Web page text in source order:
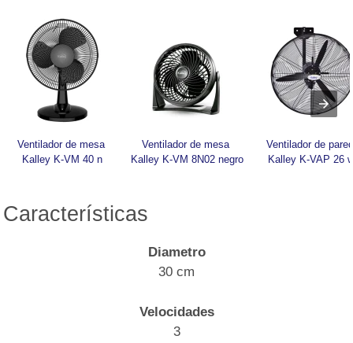
Ventilador de mesa
Kalley K-VM 40 n
Ventilador de mesa
Kalley K-VM 8N02 negro
Ventilador de pared
Kalley K-VAP 26
Características
Diametro
30 cm
Velocidades
3